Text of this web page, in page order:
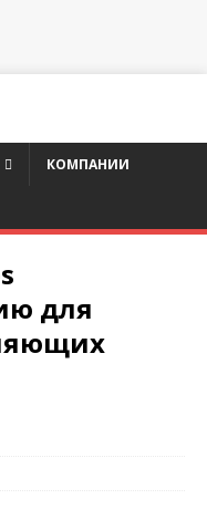
КОМПАНИИ
для